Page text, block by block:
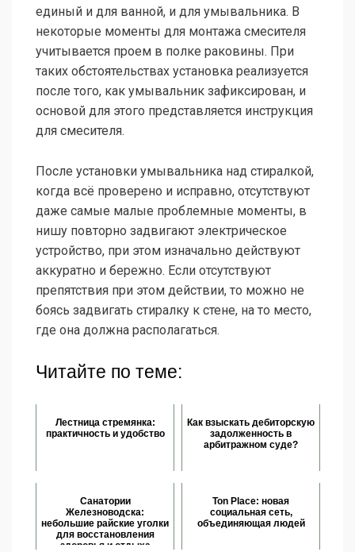
единый и для ванной, и для умывальника. В
некоторые моменты для монтажа смесителя
учитывается проем в полке раковины. При
таких обстоятельствах установка реализуется
после того, как умывальник зафиксирован, и
основой для этого представляется инструкция
для смесителя.
После установки умывальника над стиралкой,
когда всё проверено и исправно, отсутствуют
даже самые малые проблемные моменты, в
нишу повторно задвигают электрическое
устройство, при этом изначально действуют
аккуратно и бережно. Если отсутствуют
препятствия при этом действии, то можно не
боясь задвигать стиралку к стене, на то место,
где она должна располагаться.
Читайте по теме:
Лестница стремянка:
практичность и удобство
Как взыскать дебиторскую
задолженность в
арбитражном суде?
Санатории
Железноводска:
небольшие райские уголки
для восстановления
здоровья и отдыха
Ton Place: новая
социальная сеть,
объединяющая людей